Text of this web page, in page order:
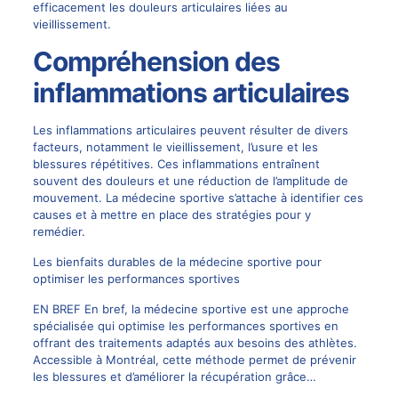
efficacement les douleurs articulaires liées au
vieillissement.
Compréhension des
inflammations articulaires
Les inflammations articulaires peuvent résulter de divers
facteurs, notamment le vieillissement, l’usure et les
blessures répétitives. Ces inflammations entraînent
souvent des douleurs et une réduction de l’amplitude de
mouvement. La médecine sportive s’attache à identifier ces
causes et à mettre en place des stratégies pour y
remédier.
Les bienfaits durables de la médecine sportive pour
optimiser les performances sportives
EN BREF En bref, la médecine sportive est une approche
spécialisée qui optimise les performances sportives en
offrant des traitements adaptés aux besoins des athlètes.
Accessible à Montréal, cette méthode permet de prévenir
les blessures et d’améliorer la récupération grâce…